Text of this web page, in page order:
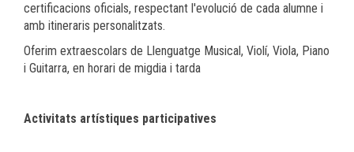
certificacions oficials, respectant l'evolució de cada alumne i
amb itineraris personalitzats.
Oferim extraescolars de Llenguatge Musical, Violí, Viola, Piano
i Guitarra, en horari de migdia i tarda
Activitats artístiques participatives